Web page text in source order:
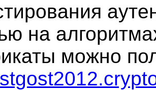
на
можно